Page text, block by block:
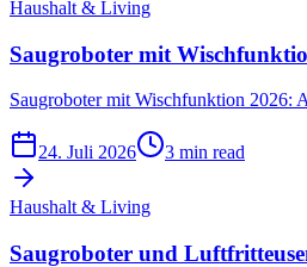
Haushalt & Living
Saugroboter mit
Saugroboter mit Wischfunktion 2026:
24. Juli 2026 3 min read
Haushalt & Living
Saugroboter und